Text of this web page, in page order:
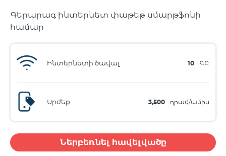
Գերարագ ինտերնետ փաթեթ սմարթֆոնի
համար
Ինտերնետի ծավալ 10 ԳԲ
Արժեք 3,500 դրամ/ամիս
Ներբեռնել հավելվածը